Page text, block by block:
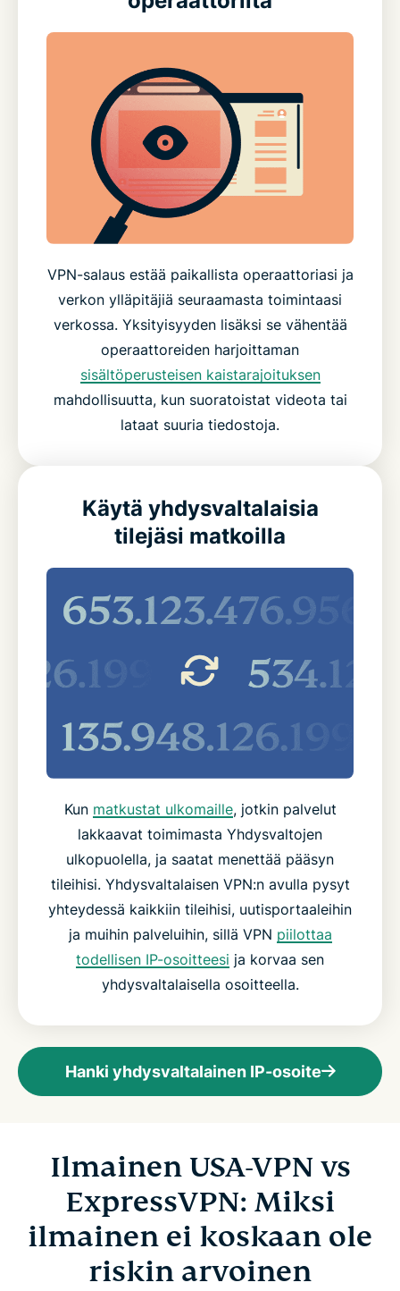
VPN-salaus estää paikallista operaattoriasi ja
verkon ylläpitäjiä seuraamasta toimintaasi
verkossa. Yksityisyyden lisäksi se vähentää
operaattoreiden harjoittaman
sisältöperusteisen kaistarajoituksen
mahdollisuutta, kun suoratoistat videota tai
lataat suuria tiedostoja.
Käytä yhdysvaltalaisia
tilejäsi matkoilla
Kun matkustat ulkomaille, jotkin palvelut
lakkaavat toimimasta Yhdysvaltojen
ulkopuolella, ja saatat menettää pääsyn
tileihisi. Yhdysvaltalaisen VPN:n avulla pysyt
yhteydessä kaikkiin tileihisi, uutisportaaleihin
ja muihin palveluihin, sillä VPN piilottaa
todellisen IP-osoitteesi ja korvaa sen
yhdysvaltalaisella osoitteella.
Hanki yhdysvaltalainen IP-osoite
Ilmainen USA-VPN vs
ExpressVPN: Miksi
ilmainen ei koskaan ole
riskin arvoinen